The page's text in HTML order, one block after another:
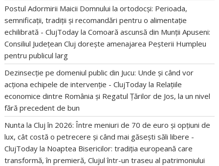
Postul Adormirii Maicii Domnului la ortodocși: Perioada,
semnificații, tradiții și recomandări pentru o alimentație
echilibrată - ClujToday laComoară ascunsă din Munții Apuseni:
Consiliul Județean Cluj dorește amenajarea Peșterii Humpleu
pentru publicul larg
Dezinsecție pe domeniul public din Jucu: Unde și când vor
acționa echipele de intervenție - ClujToday la Relațiile
economice dintre România și Regatul Țărilor de Jos, la un nivel
fără precedent de bun
Nunta la Cluj în 2026: Între meniuri de 70 de euro și opțiuni de
lux, cât costă o petrecere și când mai găsești săli libere -
ClujToday la Noaptea Bisericilor: tradiția europeană care
transformă, în premieră, Clujul într-un traseu al patrimoniului